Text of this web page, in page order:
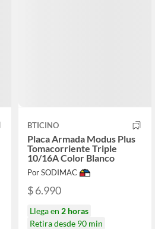
BTICINO
Placa Armada Modus Plus
Tomacorriente Triple
10/16A Color Blanco
Por SODIMAC
$ 6.990
Llega en 2 horas
Retira desde 90 min